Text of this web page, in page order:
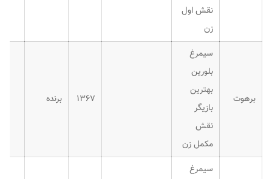
نقش اول
زن
برهوت
سیمرغ
بلورین
بهترین
بازیگر
نقش
مکمل زن
۱۳۶۷ برنده
سیمرغ